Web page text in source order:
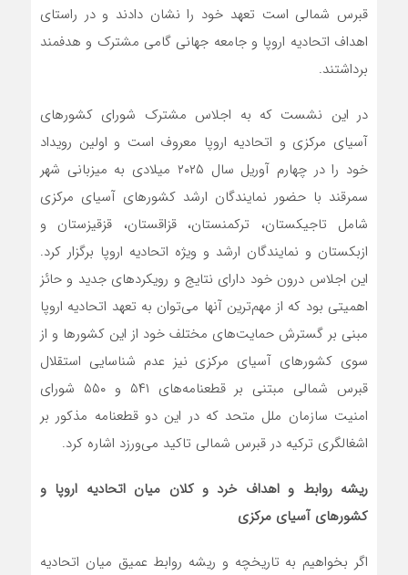
قبرس شمالی است تعهد خود را نشان دادند و در راستای
اهداف اتحادیه اروپا و جامعه جهانی گامی مشترک و هدفمند
برداشتند.
در این نشست که به اجلاس مشترک شورای کشورهای
آسیای مرکزی و اتحادیه اروپا معروف است و اولین رویداد
خود را در چهارم آوریل سال ۲۰۲۵ میلادی به میزبانی شهر
سمرقند با حضور نمایندگان ارشد کشورهای آسیای مرکزی
شامل تاجیکستان، ترکمنستان، قزاقستان، قزقیزستان و
ازبکستان و نمایندگان ارشد و ویژه اتحادیه اروپا برگزار کرد.
این اجلاس درون خود دارای نتایج و رویکردهای جدید و حائز
اهمیتی بود که از مهم‌ترین آنها می‌توان به تعهد اتحادیه اروپا
مبنی بر گسترش حمایت‌های مختلف خود از این کشورها و از
سوی کشورهای آسیای مرکزی نیز عدم شناسایی استقلال
قبرس شمالی مبتنی بر قطعنامه‌های ۵۴۱ و ۵۵۰ شورای
امنیت سازمان ملل متحد که در این دو قطعنامه مذکور بر
اشغالگری ترکیه در قبرس شمالی تاکید می‌ورزد اشاره کرد.
ریشه روابط و اهداف خرد و کلان میان اتحادیه اروپا و
کشورهای آسیای مرکزی
اگر بخواهیم به تاریخچه و ریشه روابط عمیق میان اتحادیه